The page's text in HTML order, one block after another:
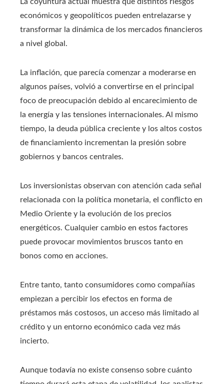
La coyuntura actual muestra que distintos riesgos
económicos y geopolíticos pueden entrelazarse y
transformar la dinámica de los mercados financieros
a nivel global.
La inflación, que parecía comenzar a moderarse en
algunos países, volvió a convertirse en el principal
foco de preocupación debido al encarecimiento de
la energía y las tensiones internacionales. Al mismo
tiempo, la deuda pública creciente y los altos costos
de financiamiento incrementan la presión sobre
gobiernos y bancos centrales.
Los inversionistas observan con atención cada señal
relacionada con la política monetaria, el conflicto en
Medio Oriente y la evolución de los precios
energéticos. Cualquier cambio en estos factores
puede provocar movimientos bruscos tanto en
bonos como en acciones.
Entre tanto, tanto consumidores como compañías
empiezan a percibir los efectos en forma de
préstamos más costosos, un acceso más limitado al
crédito y un entorno económico cada vez más
incierto.
Aunque todavía no existe consenso sobre cuánto